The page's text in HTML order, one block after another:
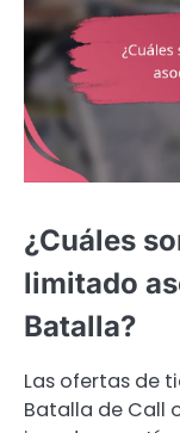
¿Cuáles
limitado
Batalla?
Las ofertas de
Batalla de Call